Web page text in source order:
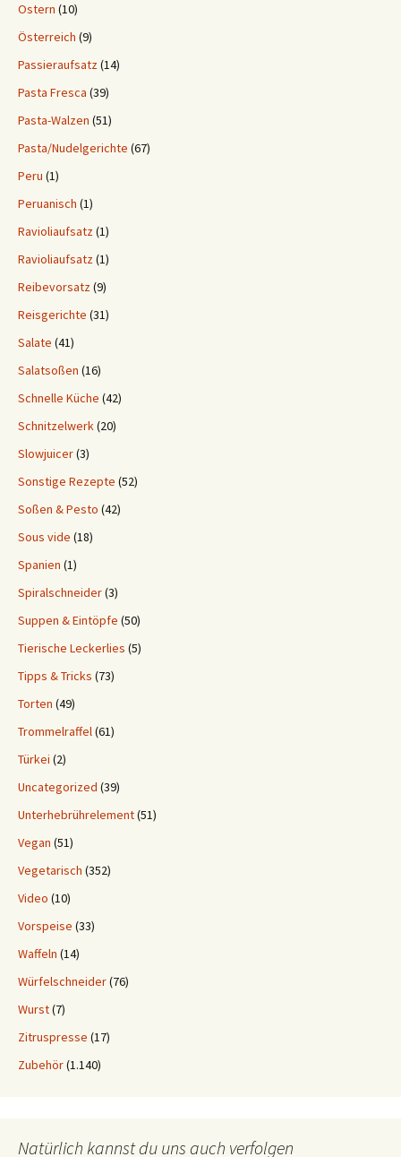
Ostern (10)
Österreich (9)
Passieraufsatz(14)
Pasta Fresca (39)
Pasta-Walzen (51)
Pasta/Nudelgerichte (67)
Peru (1)
Peruanisch (1)
Ravioliaufsatz(1)
Ravioliaufsatz(1)
Reibevorsatz(9)
Reisgerichte (31)
Salate (41)
Salatsoßen (16)
Schnelle Küche (42)
Schnitzelwerk(20)
Slowjuicer(3)
Sonstige Rezepte (52)
Soßen & Pesto (42)
Sous vide (18)
Spanien (1)
Spiralschneider(3)
Suppen & Eintöpfe (50)
Tierische Leckerlies (5)
Tipps & Tricks (73)
Torten (49)
Trommelraffel(61)
Türkei (2)
Uncategorized (39)
Unterhebrührelement(51)
Vegan (51)
Vegetarisch (352)
Video (10)
Vorspeise (33)
Waffeln (14)
Würfelschneider(76)
Wurst(7)
Zitruspresse (17)
Zubehör(1.140)
Natürlich kannst du uns auch verfolgen